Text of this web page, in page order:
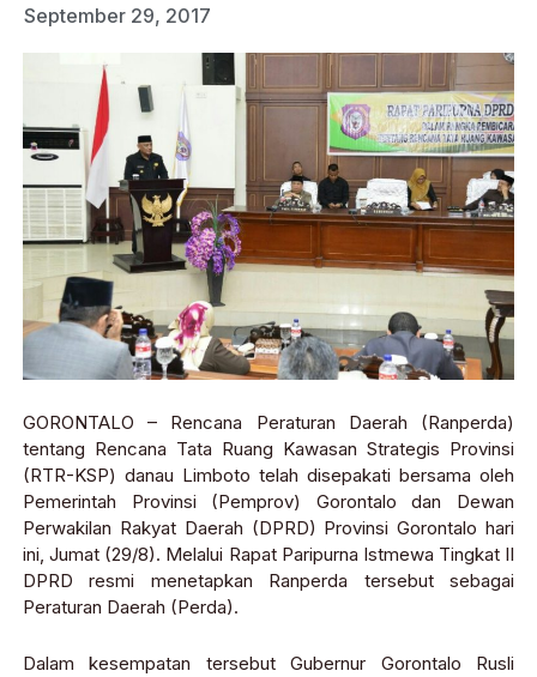
September 29, 2017
GORONTALO – Rencana Peraturan Daerah (Ranperda)
tentang Rencana Tata Ruang Kawasan Strategis Provinsi
(RTR-KSP) danau Limboto telah disepakati bersama oleh
Pemerintah Provinsi (Pemprov) Gorontalo dan Dewan
Perwakilan Rakyat Daerah (DPRD) Provinsi Gorontalo hari
ini, Jumat (29/8). Melalui Rapat Paripurna Istmewa Tingkat II
DPRD resmi menetapkan Ranperda tersebut sebagai
Peraturan Daerah (Perda).
Dalam kesempatan tersebut Gubernur Gorontalo Rusli